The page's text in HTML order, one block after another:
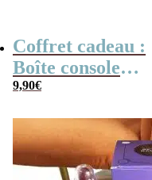
Coffret cadeau :
Boîte console
retro remplie de
langue
9,90€